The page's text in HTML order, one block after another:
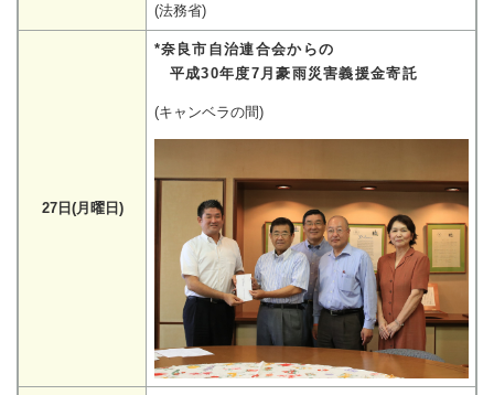
(法務省)
27日(月曜日)
*奈良市自治連合会からの
平成30年度7月豪雨災害義援金寄託
(キャンベラの間)